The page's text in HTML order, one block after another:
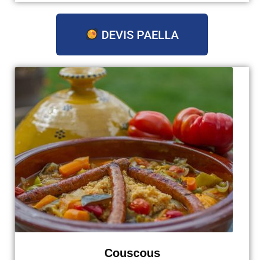
DEVIS PAELLA
Couscous